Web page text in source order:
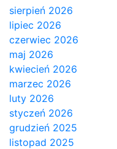
sierpień 2026
lipiec 2026
czerwiec 2026
maj 2026
kwiecień 2026
marzec 2026
luty 2026
styczeń 2026
grudzień 2025
listopad 2025